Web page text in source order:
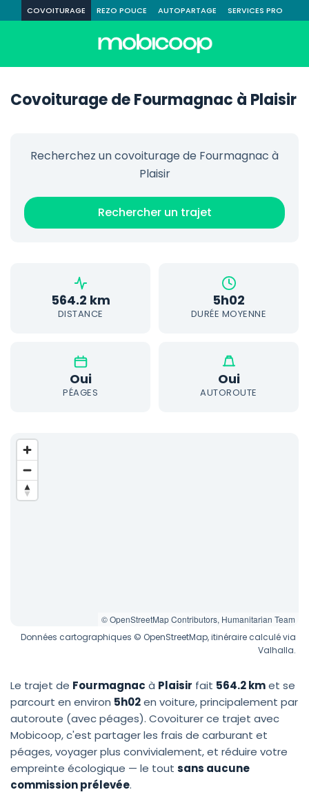
COVOITURAGE REZO POUCE AUTOPARTAGE SERVICES PRO
Covoiturage de Fourmagnac à Plaisir
Recherchez un covoiturage de Fourmagnac à
Plaisir
Rechercher un trajet
564.2 km
DISTANCE
5h02
DURÉE MOYENNE
Oui
PÉAGES
Oui
AUTOROUTE
© OpenStreetMap Contributors, Humanitarian Team
Données cartographiques © OpenStreetMap, itinéraire calculé via
Valhalla.
Le trajet de Fourmagnac à Plaisir fait 564.2 kmet se
parcourt en environ 5h02en voiture, principalement par
autoroute (avec péages). Covoiturer ce trajet avec
Mobicoop, c'est partager les frais de carburant et
péages, voyager plus convivialement, et réduire votre
empreinte écologique — le tout sans aucune
commission prélevée.